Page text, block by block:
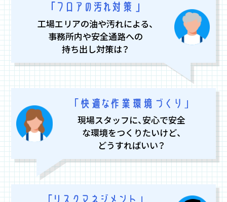
工場エリアの油や汚れによる、
事務所内や安全通路への
持ち出し対策は？
現場スタッフに、安心で安全
な環境をつくりたいけど、
どうすればいい？